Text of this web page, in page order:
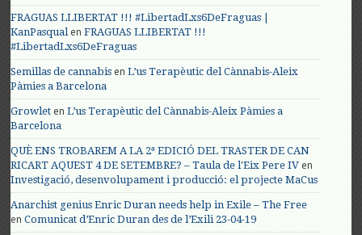
FRAGUAS LLIBERTAT !!! #LibertadLxs6DeFraguas |
KanPasqualenFRAGUAS LLIBERTAT !!!
#LibertadLxs6DeFraguas
Semillas de cannabis enL’us Terapèutic del Cànnabis-Aleix
Pàmies a Barcelona
Growlet enL’us Terapèutic del Cànnabis-Aleix Pàmies a
Barcelona
QUÈ ENS TROBAREM A LA 2ª EDICIÓ DEL TRASTER DE CAN
RICART AQUEST 4 DE SETEMBRE? – Taula de l'Eix Pere IV en
Investigació, desenvolupament i producció: el projecte MaCus
Anarchist genius Enric Duran needs help in Exile – The Free
enComunicat d’Enric Duran des de l’Exili 23-04-19